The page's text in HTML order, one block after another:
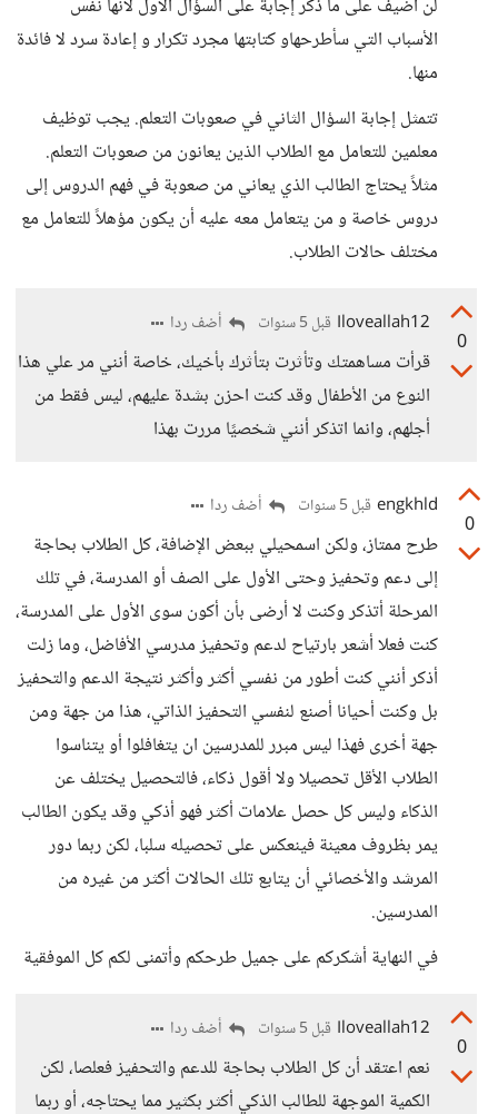
لن أضيف على ما ذكر إجابة على السؤال الأول لأنها نفس
الأسباب التي سأطرحهاو كتابتها مجرد تكرار و إعادة سرد لا فائدة
منها.
تتمثل إجابة السؤال الثاني في صعوبات التعلم. يجب توظيف
معلمين للتعامل مع الطلاب الذين يعانون من صعوبات التعلم.
مثلاً يحتاج الطالب الذي يعاني من صعوبة في فهم الدروس إلى
دروس خاصة و من يتعامل معه عليه أن يكون مؤهلاً للتعامل مع
مختلف حالات الطلاب.
0
Iloveallah12 قبل 5 سنوات أضف ردا
قرأت مساهمتك وتأثرت بتأثرك بأخيك، خاصة أنني مر علي هذا
النوع من الأطفال وقد كنت احزن بشدة عليهم، ليس فقط من
أجلهم، وانما اتذكر أنني شخصيًا مررت بهذا
0
engkhld قبل 5 سنوات أضف ردا
طرح ممتاز، ولكن اسمحيلي ببعض الإضافة، كل الطلاب بحاجة
إلى دعم وتحفيز وحتى الأول على الصف أو المدرسة، في تلك
المرحلة أتذكر وكنت لا أرضى بأن أكون سوى الأول على المدرسة،
كنت فعلا أشعر بارتياح لدعم وتحفيز مدرسي الأفاضل، وما زلت
أذكر أنني كنت أطور من نفسي أكثر وأكثر نتيجة الدعم والتحفيز
بل وكنت أحيانا أصنع لنفسي التحفيز الذاتي، هذا من جهة ومن
جهة أخرى فهذا ليس مبرر للمدرسين ان يتغافلوا أو يتناسوا
الطلاب الأقل تحصيلا ولا أقول ذكاء، فالتحصيل يختلف عن
الذكاء وليس كل حصل علامات أكثر فهو أذكي وقد يكون الطالب
يمر بظروف معينة فينعكس على تحصيله سلبا، لكن ربما دور
المرشد والأخصائي أن يتابع تلك الحالات أكثر من غيره من
المدرسين.
في النهاية أشكركم على جميل طرحكم وأتمنى لكم كل الموفقية
0
Iloveallah12 قبل 5 سنوات أضف ردا
نعم اعتقد أن كل الطلاب بحاجة للدعم والتحفيز فعلصا، لكن
الكمية الموجهة للطالب الذكي أكثر بكثير مما يحتاجه، أو ربما